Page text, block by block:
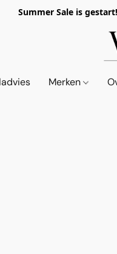
Summer Sale is
Merken